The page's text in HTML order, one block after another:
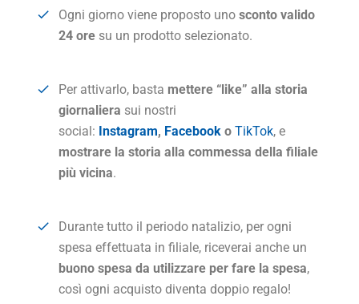
Ogni giorno viene proposto uno sconto valido
24 ore su un prodotto selezionato.
Per attivarlo, basta mettere “like” alla storia
giornaliera sui nostri
social: Instagram, Facebook o TikTok, e
mostrare la storia alla commessa della filiale
più vicina.
Durante tutto il periodo natalizio, per ogni
spesa effettuata in filiale, riceverai anche un
buono spesa da utilizzare per fare la spesa,
così ogni acquisto diventa doppio regalo!